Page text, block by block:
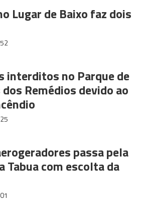
Lugar de Baixo faz dois
interditos no Parque de
Remédios devido ao
passa pela
Tabua com escolta da